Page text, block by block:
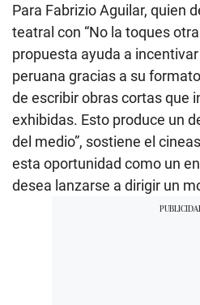
Para Fabrizio Aguilar, quien
teatral con “No la toques
propuesta ayuda a
peruana gracias a su
de escribir obras cortas que
exhibidas. Esto produce un
del medio”, sostiene el
esta oportunidad como un
desea lanzarse a dirigir un